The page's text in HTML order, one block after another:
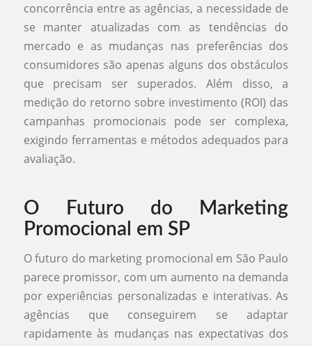
concorrência entre as agências, a necessidade de
se manter atualizadas com as tendências do
mercado e as mudanças nas preferências dos
consumidores são apenas alguns dos obstáculos
que precisam ser superados. Além disso, a
medição do retorno sobre investimento (ROI) das
campanhas promocionais pode ser complexa,
exigindo ferramentas e métodos adequados para
avaliação.
O Futuro do Marketing
Promocional em SP
O futuro do marketing promocional em São Paulo
parece promissor, com um aumento na demanda
por experiências personalizadas e interativas. As
agências que conseguirem se adaptar
rapidamente às mudanças nas expectativas dos